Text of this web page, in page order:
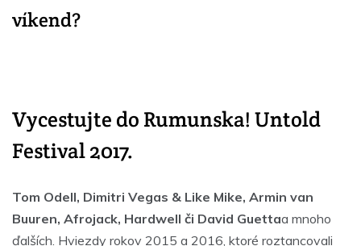
víkend?
Vycestujte do Rumunska! Untold
Festival 2017.
Tom Odell, Dimitri Vegas & Like Mike, Armin van
Buuren, Afrojack, Hardwell či David Guettaa mnoho
ďalších. Hviezdy rokov 2015 a 2016, ktoré roztancovali